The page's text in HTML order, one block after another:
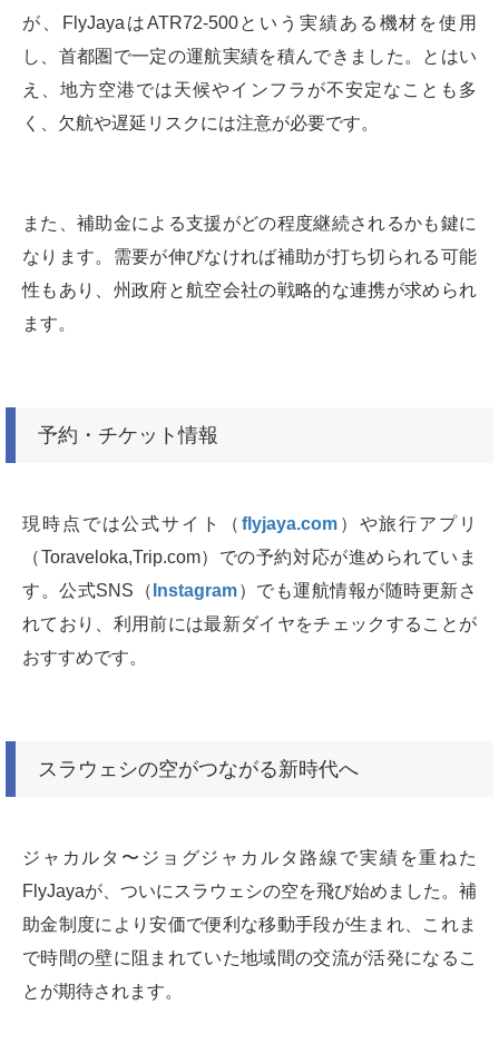
が、FlyJayaはATR72-500という実績ある機材を使用
し、首都圏で一定の運航実績を積んできました。とはい
え、地方空港では天候やインフラが不安定なことも多
く、欠航や遅延リスクには注意が必要です。
また、補助金による支援がどの程度継続されるかも鍵に
なります。需要が伸びなければ補助が打ち切られる可能
性もあり、州政府と航空会社の戦略的な連携が求められ
ます。
予約・チケット情報
現時点では公式サイト（ flyjaya.com）や旅行アプリ
（Toraveloka,Trip.com）での予約対応が進められていま
す。公式SNS（ Instagram）でも運航情報が随時更新さ
れており、利用前には最新ダイヤをチェックすることが
おすすめです。
スラウェシの空がつながる新時代へ
ジャカルタ〜ジョグジャカルタ路線で実績を重ねた
FlyJayaが、ついにスラウェシの空を飛び始めました。補
助金制度により安価で便利な移動手段が生まれ、これま
で時間の壁に阻まれていた地域間の交流が活発になるこ
とが期待されます。